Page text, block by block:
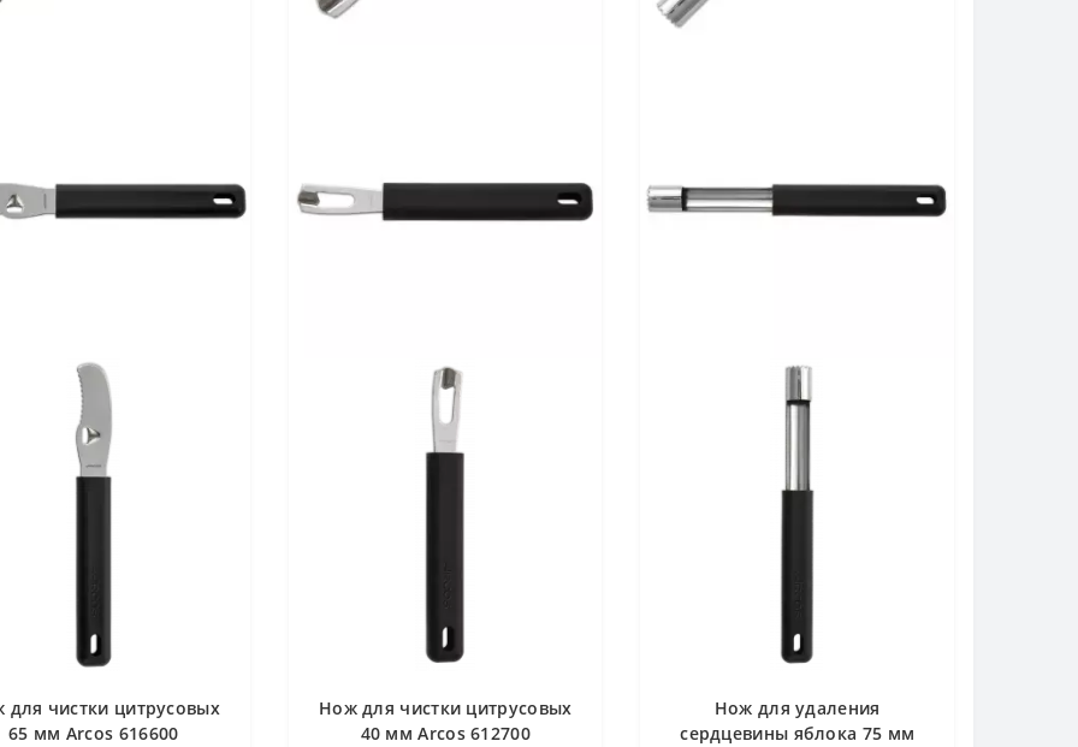
для чистки цитрусовых
65 мм Arcos 616600
Нож для чистки цитрусовых
40 мм Arcos 612700
Нож для удаления
сердцевины яблока 75 мм